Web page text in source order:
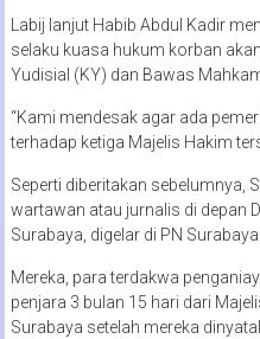
Labij lanjut Habib Abdul Kadir
selaku kuasa hukum korban
Yudisial (KY) dan Bawas
“Kami mendesak agar ada
terhadap ketiga Majelis Hakim
Seperti diberitakan sebelumnya,
wartawan atau jurnalis di depan
Surabaya, digelar di PN
Mereka, para terdakwa
penjara 3 bulan 15 hari dari
Surabaya setelah mereka